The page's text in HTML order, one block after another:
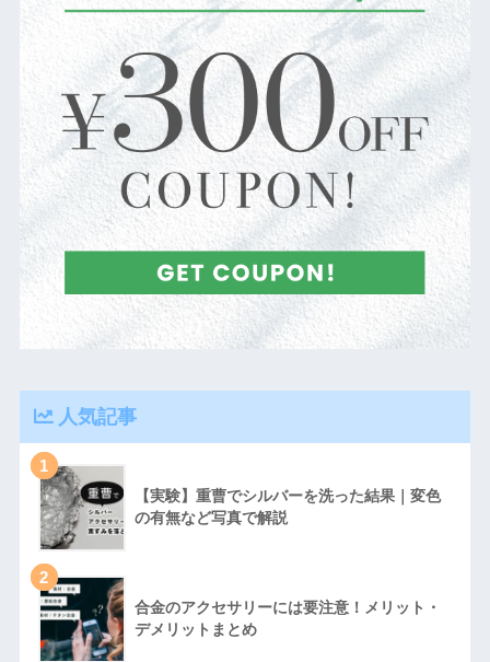
人気記事
1
【実験】重曹でシルバーを洗った結果｜変色
の有無など写真で解説
2
合金のアクセサリーには要注意！メリット・
デメリットまとめ